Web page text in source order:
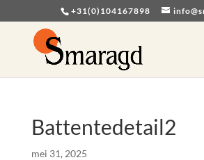
+31(0)104167898
Battentedetail2
mei 31, 2025